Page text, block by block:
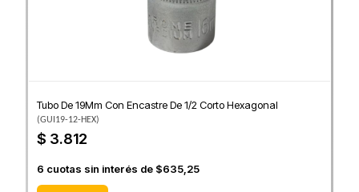
Tubo De 19Mm Con Encastre De 1/2 Corto Hexagonal
(GUI19-12-HEX)
$ 3.812
6 cuotas sin interés de $635,25